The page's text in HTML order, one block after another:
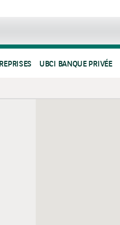
UBCI BANQUE PRIVÉE